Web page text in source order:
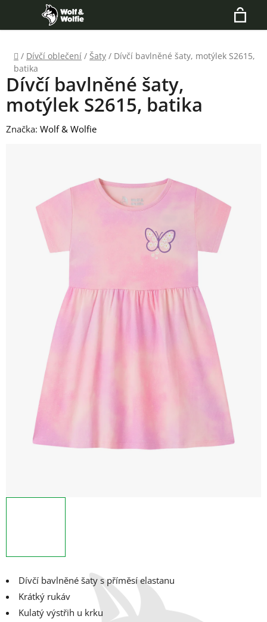
obsah
Hledat
Domů
/ Dívčí oblečení / Šaty / Dívčí bavlněné šaty, motýlek S2615,
batika
Dívčí bavlněné šaty s příměsí elastanu
Krátký rukáv
Kulatý výstřih u krku
Dívčí bavlněné šaty,
motýlek S2615, batika
Značka: Wolf & Wolfie